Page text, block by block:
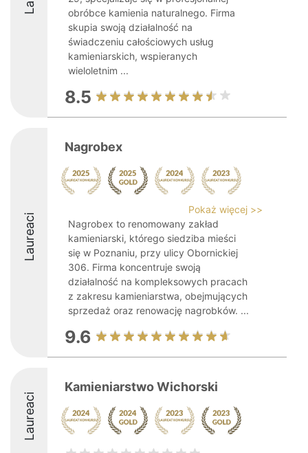
obróbce kamienia naturalnego. Firma
skupia swoją działalność na
świadczeniu całościowych usług
kamieniarskich, wspieranych
wieloletnim ...
8.5
Laureaci
Nagrobex
Pokaż więcej >>
Nagrobex to renomowany zakład
kamieniarski, którego siedziba mieści
się w Poznaniu, przy ulicy Obornickiej
306. Firma koncentruje swoją
działalność na kompleksowych pracach
z zakresu kamieniarstwa, obejmujących
sprzedaż oraz renowację nagrobków. ...
9.6
Laureaci
Kamieniarstwo Wichorski